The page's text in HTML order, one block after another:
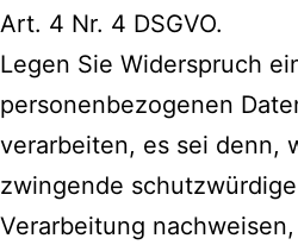
Art. 4 Nr. 4 DSGVO.
Legen Sie Widerspruch
personenbezogenen
verarbeiten, es sei denn,
zwingende
Verarbeitung